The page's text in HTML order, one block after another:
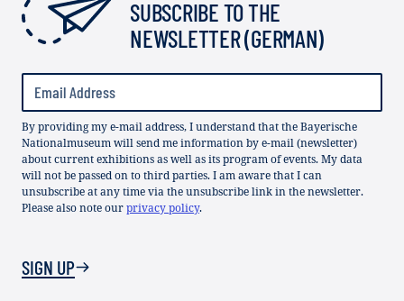
SUBSCRIBE TO THE
NEWSLETTER (GERMAN)
By providing my e-mail address, I understand that the Bayerische
Nationalmuseum will send me information by e-mail (newsletter)
about current exhibitions as well as its program of events. My data
will not be passed on to third parties. I am aware that I can
unsubscribe at any time via the unsubscribe link in the newsletter.
Please also note ourprivacy policy.
SIGN UP